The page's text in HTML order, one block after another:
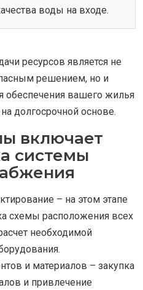
воды на входе.
ресурсов является не
решением, но и
обеспечения вашего жилья
долгосрочной основе.
включает
системы
– на этом этапе
схемы расположения всех
необходимой
и материалов – закупка
и привлечение